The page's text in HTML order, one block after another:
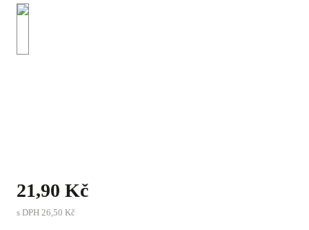
21,90 Kč
s DPH 26,50 Kč